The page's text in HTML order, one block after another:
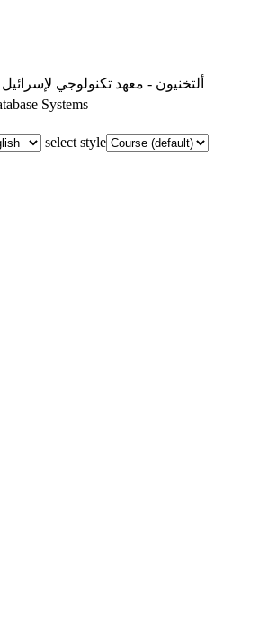
ألتخنيون - معهد تكنولوجي لإسرائيل
Systems
select style